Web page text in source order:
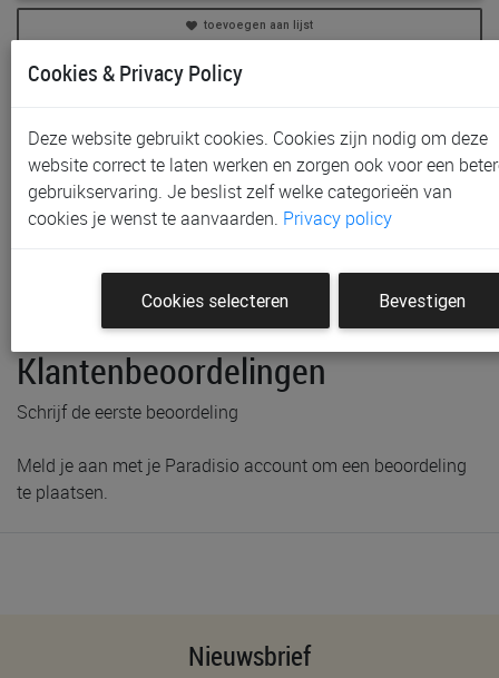
toevoegen aan lijst
In voorraad
Sint-Niklaas en Waregem
Gratis (na bestelling) af te halen in onzewinkelte
Gent
Gratis verzending vanaf € 80 *
Productinformatie & specificaties
Voorraad bij Paradisio
Klantenbeoordelingen
Schrijf de eerste beoordeling
Meld je aan met je Paradisio account om een beoordeling
te plaatsen.
Nieuwsbrief
Cookies & Privacy Policy
Deze website gebruikt cookies. Cookies zijn nodig om deze
website correct te laten werken en zorgen ook voor een
gebruikservaring. Je beslist zelf welke categorieën van
cookies je wenst te aanvaarden. Privacy policy
Cookies selecteren Bevestigen